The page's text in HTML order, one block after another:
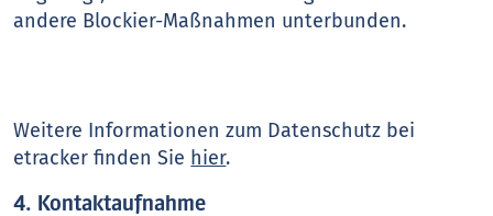
andere Blockier-Maßnahmen unterbunden.
Weitere Informationen zum Datenschutz bei
etracker finden Sie hier.
4. Kontaktaufnahme